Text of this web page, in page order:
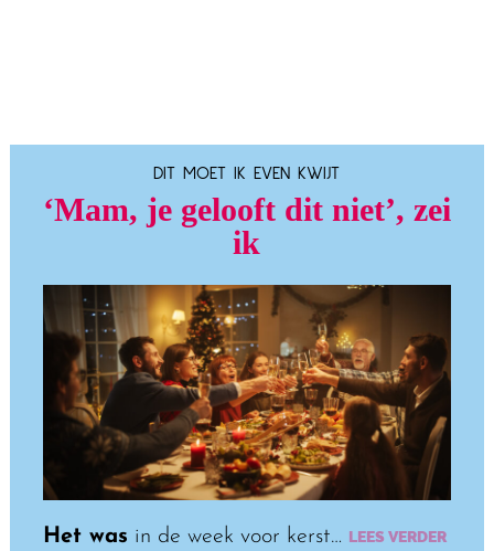
DIT MOET IK EVEN KWIJT
‘Mam, je gelooft dit niet’, zei
ik
Het was in de week voor kerst… LEES VERDER